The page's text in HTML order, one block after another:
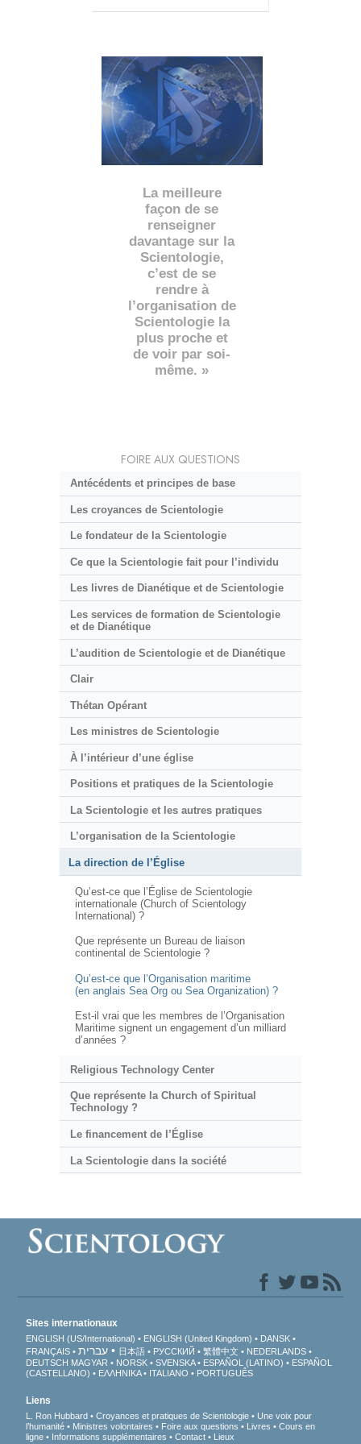
La meilleure
façon de se
renseigner
davantage sur la
Scientologie,
c’est de se
rendre à
l’organisation de
Scientologie la
plus proche et
de voir par soi-
même. »
FOIRE AUX QUESTIONS
Antécédents et principes de base
Les croyances de Scientologie
Le fondateur de la Scientologie
Ce que la Scientologie fait pour l’individu
Les livres de Dianétique et de Scientologie
Les services de formation de Scientologie
et de Dianétique
L’audition de Scientologie et de Dianétique
Clair
Thétan Opérant
Les ministres de Scientologie
À l’intérieur d’une église
Positions et pratiques de la Scientologie
La Scientologie et les autres pratiques
L’organisation de la Scientologie
La direction de l’Église
Qu’est-ce que l’Église de Scientologie
internationale (Church of Scientology
International) ?
Que représente un Bureau de liaison
continental de Scientologie ?
Qu’est-ce que l’Organisation maritime
(en anglais Sea Org ou Sea Organization) ?
Est-il vrai que les membres de l’Organisation
Maritime signent un engagement d’un milliard
d’années ?
Religious Technology Center
Que représente la Church of Spiritual
Technology ?
Le financement de l’Église
La Scientologie dans la société
Sites internationaux
ENGLISH (US/International) ENGLISH (United Kingdom)
DANSK
FRANÇAIS
עברית 日本語 РУССКИЙ 繁體中文
NEDERLANDS
DEUTSCH MAGYAR NORSK SVENSKA ESPAÑOL (LATINO)
ESPAÑOL
(CASTELLANO)
ΕΛΛΗΝΙΚA ITALIANO PORTUGUÊS
Liens
L. Ron Hubbard Croyances et pratiques de Scientologie
Une voix pour
l’humanité
Ministres volontaires Foire aux questions Livres
Cours en
ligne
Informations supplémentaires Contact Lieux